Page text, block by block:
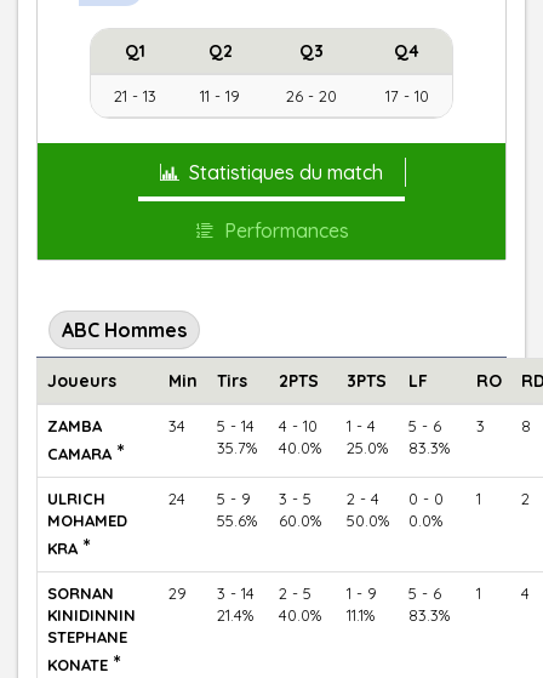
Q1 Q2 Q3 Q4
21 - 13 11 - 19 26 - 20 17 - 10
Statistiques du match
Performances
ABC Hommes
Joueurs Min Tirs 2PTS 3PTS LF RO
ZAMBA
CAMARA *
34
5 - 14
35.7%
4 - 10
40.0%
1 - 4
25.0%
5 - 6
83.3%
3 8
ULRICH
MOHAMED
KRA *
24
5 - 9
55.6%
3 - 5
60.0%
2 - 4
50.0%
0 - 0
0.0%
1 2
SORNAN
KINIDINNIN
STEPHANE
KONATE *
29
3 - 14
21.4%
2 - 5
40.0%
1 - 9
11.1%
5 - 6
83.3%
1 4